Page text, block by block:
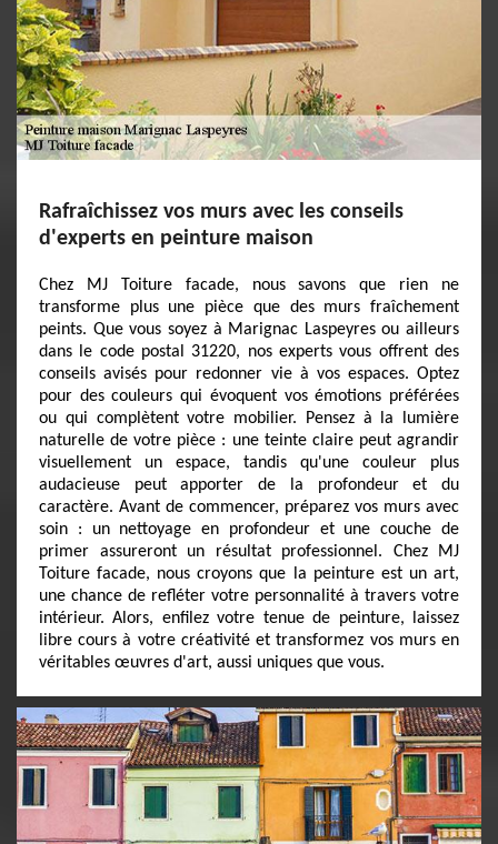
Rafraîchissez vos murs avec les conseils
d'experts en peinture maison
Chez MJ Toiture facade, nous savons que rien ne
transforme plus une pièce que des murs fraîchement
peints. Que vous soyez à Marignac Laspeyres ou ailleurs
dans le code postal 31220, nos experts vous offrent des
conseils avisés pour redonner vie à vos espaces. Optez
pour des couleurs qui évoquent vos émotions préférées
ou qui complètent votre mobilier. Pensez à la lumière
naturelle de votre pièce : une teinte claire peut agrandir
visuellement un espace, tandis qu'une couleur plus
audacieuse peut apporter de la profondeur et du
caractère. Avant de commencer, préparez vos murs avec
soin : un nettoyage en profondeur et une couche de
primer assureront un résultat professionnel. Chez MJ
Toiture facade, nous croyons que la peinture est un art,
une chance de refléter votre personnalité à travers votre
intérieur. Alors, enfilez votre tenue de peinture, laissez
libre cours à votre créativité et transformez vos murs en
véritables œuvres d'art, aussi uniques que vous.